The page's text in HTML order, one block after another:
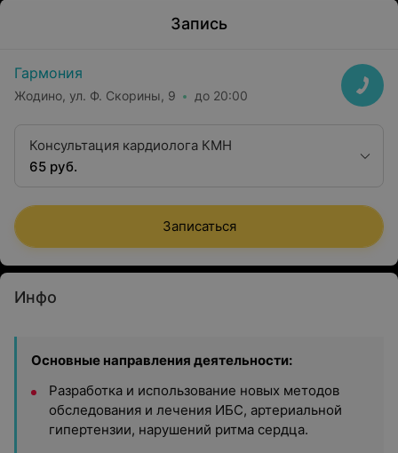
Запись
Гармония
Жодино, ул. Ф. Скорины, 9 до 20:00
Консультация кардиолога КМН
65 руб.
Записаться
Инфо
Основные направления деятельности:
Разработка и использование новых методов
обследования и лечения ИБС, артериальной
гипертензии, нарушений ритма сердца.